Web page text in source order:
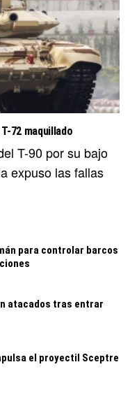
72 maquillado
T-90 por su bajo
expuso las fallas
para controlar barcos
atacados tras entrar
el proyectil Sceptre